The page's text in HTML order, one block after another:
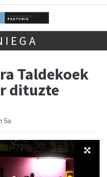
Taldekoek
dituzte
5a